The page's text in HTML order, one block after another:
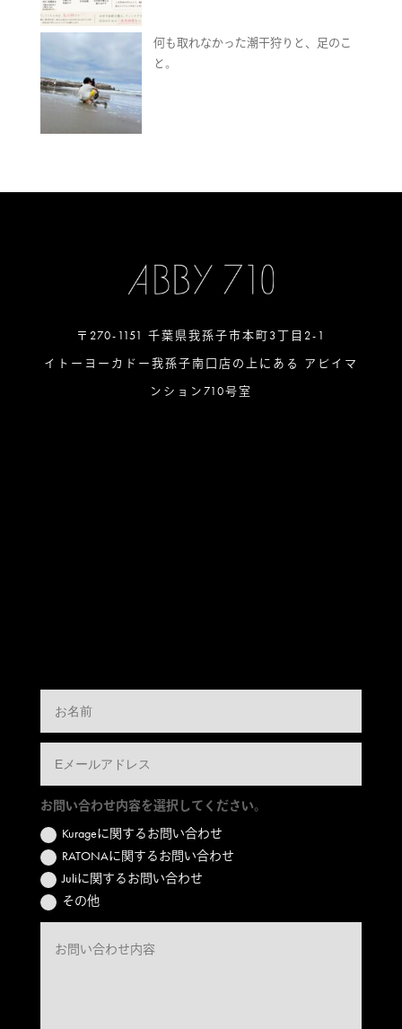
何も取れなかった潮干狩りと、足のこ
と。
〒270-1151 千葉県我孫子市本町3丁目2-1
イトーヨーカドー我孫子南口店の上にある アビイマ
ンション710号室
お問い合わせ内容を選択してください。
Kurageに関するお問い合わせ
RATONAに関するお問い合わせ
Juliに関するお問い合わせ
その他